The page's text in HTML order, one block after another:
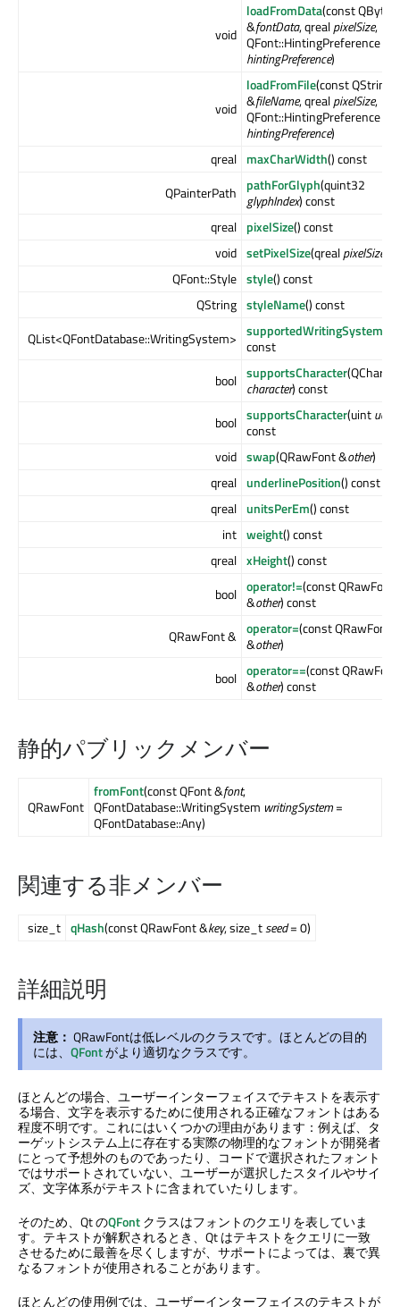
void
loadFromData(const
&fontData, qrealpixelSize,
QFont::HintingPreference
hintingPreference)
void
loadFromFile(const QString
&fileName, qrealpixelSize,
QFont::HintingPreference
hintingPreference)
qreal maxCharWidth() const
QPainterPath
pathForGlyph(quint32
glyphIndex) const
qreal pixelSize() const
void setPixelSize(qrealpixelSize
QFont::Style style() const
QString styleName() const
QList<QFontDatabase::WritingSystem> supportedWritingSystems
const
bool supportsCharacter(QChar
character) const
bool supportsCharacter(uintucs4
const
void swap(QRawFont &other)
qreal underlinePosition() const
qreal unitsPerEm() const
int weight() const
qreal xHeight() const
bool operator!=(const QRawFont
&other) const
QRawFont & operator=(const QRawFont
&other)
bool operator==(const QRawFont
&other) const
静的パブリックメンバー
QRawFont
fromFont(const QFont &font,
QFontDatabase::WritingSystem writingSystem=
QFontDatabase::Any)
関連する非メンバー
size_t qHash(const QRawFont &key, size_tseed= 0)
詳細説明
注意： QRawFontは低レベルのクラスです。ほとんどの目的
には、 QFontがより適切なクラスです。
ほとんどの場合、ユーザーインターフェイスでテキストを表示す
る場合、文字を表示するために使用される正確なフォントはある
程度不明です。これにはいくつかの理由があります：例えば、タ
ーゲットシステム上に存在する実際の物理的なフォントが開発者
にとって予想外のものであったり、コードで選択されたフォント
ではサポートされていない、ユーザーが選択したスタイルやサイ
ズ、文字体系がテキストに含まれていたりします。
そのため、Qt のQFontクラスはフォントのクエリを表していま
す。テキストが解釈されるとき、Qt はテキストをクエリに一致
させるために最善を尽くしますが、サポートによっては、裏で異
なるフォントが使用されることがあります。
ほとんどの使用例では、ユーザーインターフェイスのテキストが